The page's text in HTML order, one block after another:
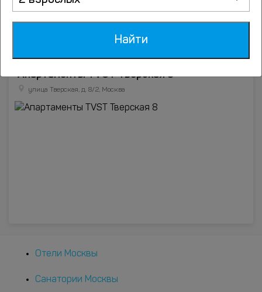
Апартаменты TVST Тверская 8
улица Тверская, д. 8/2, Москва
Отели Москвы
Санатории Москвы
Найти